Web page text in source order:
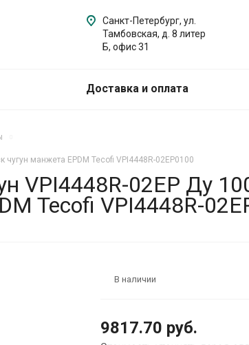
Санкт-Петербург, ул.
Тамбовская, д. 8 литер
Б, офис 31
Доставка и оплата
манжета EPDM Tecofi VPI4448R-02EP0100
VPI4448R-02EP Ду
Tecofi VPI4448R-
В наличии
9817.70 руб.